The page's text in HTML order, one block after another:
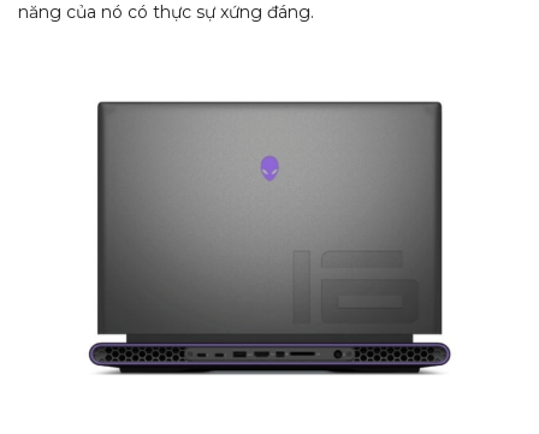
năng của nó có thực sự xứng đáng.